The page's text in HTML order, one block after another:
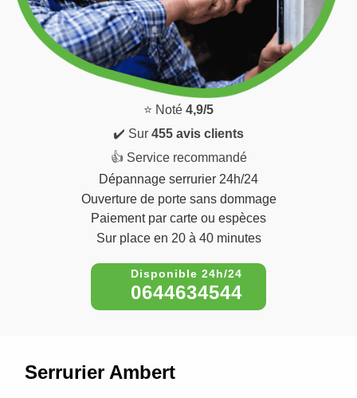
⭐ Noté 4,9/5
✔️ Sur 455 avis clients
👍 Service recommandé
Dépannage serrurier 24h/24
Ouverture de porte sans dommage
Paiement par carte ou espèces
Sur place en 20 à 40 minutes
0644634544
Serrurier Ambert